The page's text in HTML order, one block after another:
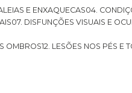
E ENXAQUECAS
04.
07. DISFUNÇÕES VISUAIS E
OMBROS 12. LESÕES NOS PÉS E